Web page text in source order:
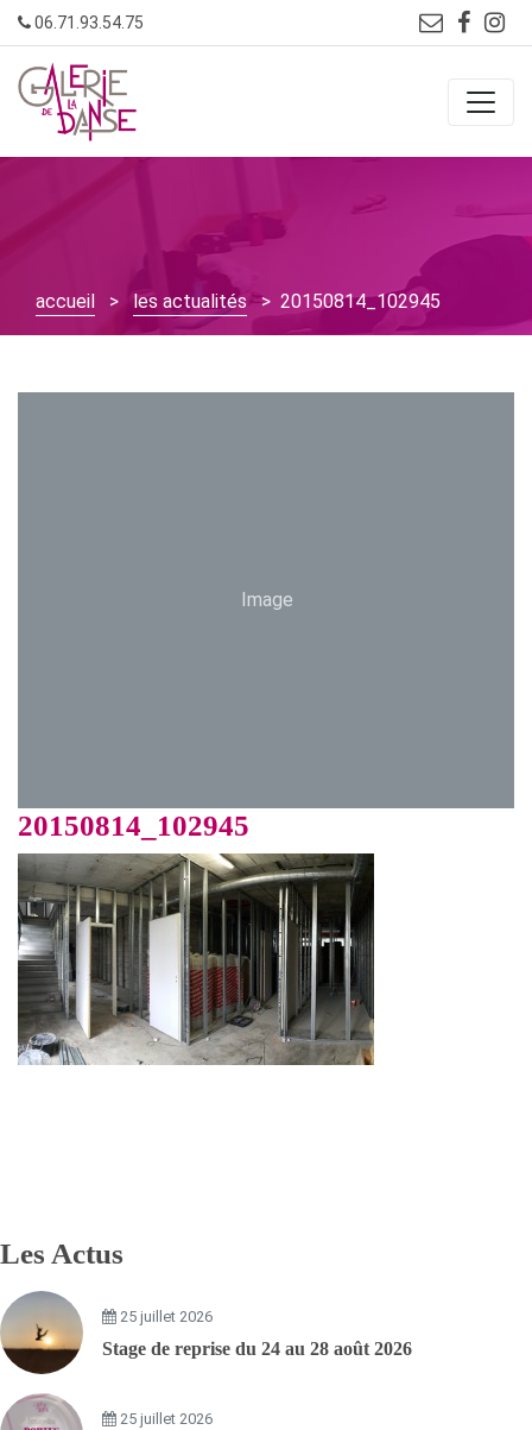
Skip
to
content
06.71.93.54.75
accueil > les actualités > 20150814_102945
Image
20150814_102945
Les Actus
25 juillet 2026
Stage de reprise du 24 au 28 août 2026
25 juillet 2026